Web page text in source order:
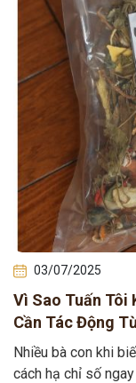
03/07/2025
Vì Sao Tuấn Tôi
Cần Tác Động
Nhiều bà con khi
cách hạ chỉ số